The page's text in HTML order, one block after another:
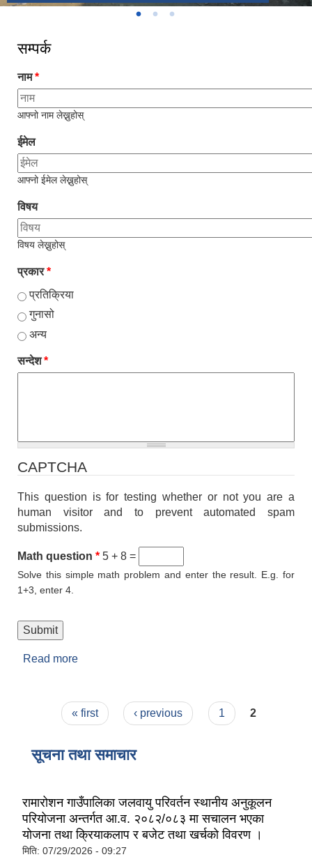
सम्पर्क
नाम*
आफ्नो नाम लेख्नुहोस्
ईमेल
आफ्नो ईमेल लेख्नुहोस्
विषय
विषय लेख्नुहोस्
प्रकार*
प्रतिक्रिया
गुनासो
अन्य
सन्देश*
CAPTCHA
This question is for testing whether or not you are a
human visitor and to prevent automated spam
submissions.
Math question * 5 + 8 =
Solve this simple math problem and enter the result. E.g. for
1+3, enter 4.
Read more
Pages« first ‹ previous 1 2
सूचना तथा समाचार
रामारोशन गाउँपालिका जलवायु परिवर्तन स्थानीय अनुकूलन
परियोजना अन्तर्गत आ.व. २०८२/०८३ मा सचालन भएका
योजना तथा क्रियाकलाप र बजेट तथा खर्चको विवरण ।
मिति: 07/29/2026 - 09:27